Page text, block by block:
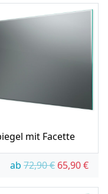
mit Facette
ab 72,90€ 65,90€